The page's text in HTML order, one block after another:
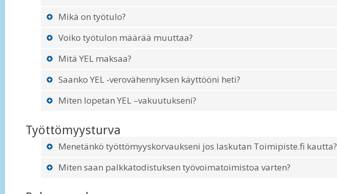
Mikä on työtulo?
Voiko työtulon määrää muuttaa?
Mitä YEL maksaa?
Saanko YEL -verovähennyksen käyttööni heti?
Miten lopetan YEL –vakuutukseni?
Työttömyysturva
Menetänkö työttömyyskorvaukseni jos laskutan Toimipiste.fi kautta?
Miten saan palkkatodistuksen työvoimatoimistoa varten?